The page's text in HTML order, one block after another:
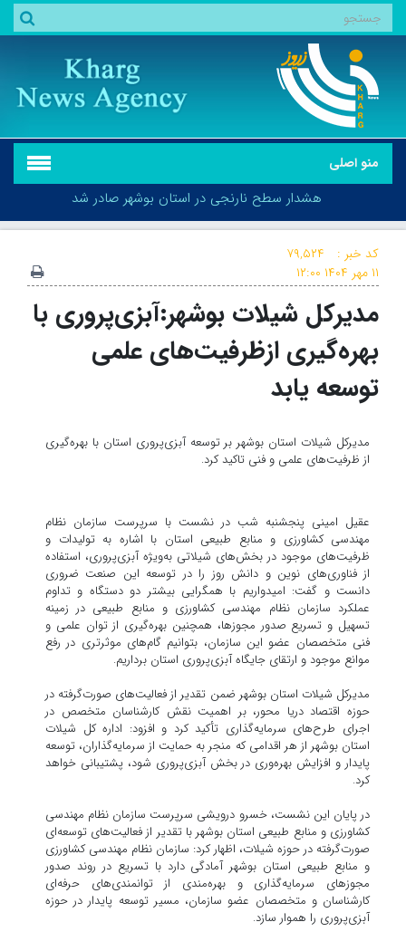
منو اصلی
هشدار سطح نارنجی در استان بوشهر صادر شد
هشدار سطح نارنجی در استان بوشهر صادر شد
کد خبر :
۷۹,۵۲۴
۱۱ مهر ۱۴۰۴
۱۲:۰۰
مدیرکل شیلات بوشهر:آبزی‌پروری با
بهره‌گیری ازظرفیت‌های علمی
توسعه یابد
مدیرکل شیلات استان بوشهر بر توسعه آبزی‌پروری استان با بهره‌گیری
از ظرفیت‌های علمی و فنی تاکید کرد.
عقیل امینی پنجشنبه شب در نشست با سرپرست سازمان نظام
مهندسی کشاورزی و منابع طبیعی استان با اشاره به تولیدات و
ظرفیت‌های موجود در بخش‌های شیلاتی به‌ویژه آبزی‌پروری، استفاده
از فناوری‌های نوین و دانش روز را در توسعه این صنعت ضروری
دانست و گفت: امیدواریم با همگرایی بیشتر دو دستگاه و تداوم
عملکرد سازمان نظام مهندسی کشاورزی و منابع طبیعی در زمینه
تسهیل و تسریع صدور مجوزها، همچنین بهره‌گیری از توان علمی و
فنی متخصصان عضو این سازمان، بتوانیم گام‌های موثرتری در رفع
موانع موجود و ارتقای جایگاه آبزی‌پروری استان برداریم.
مدیرکل شیلات استان بوشهر ضمن تقدیر از فعالیت‌های صورت‌گرفته در
حوزه اقتصاد دریا محور، بر اهمیت نقش کارشناسان متخصص در
اجرای طرح‌های سرمایه‌گذاری تأکید کرد و افزود: اداره کل شیلات
استان بوشهر از هر اقدامی که منجر به حمایت از سرمایه‌گذاران، توسعه
پایدار و افزایش بهره‌وری در بخش آبزی‌پروری شود، پشتیبانی خواهد
کرد.
در پایان این نشست، خسرو درویشی سرپرست سازمان نظام مهندسی
کشاورزی و منابع طبیعی استان بوشهر با تقدیر از فعالیت‌های توسعه‌ای
صورت‌گرفته در حوزه شیلات، اظهار کرد: سازمان نظام مهندسی کشاورزی
و منابع طبیعی استان بوشهر آمادگی دارد با تسریع در روند صدور
مجوزهای سرمایه‌گذاری و بهره‌مندی از توانمندی‌های حرفه‌ای
کارشناسان و متخصصان عضو سازمان، مسیر توسعه پایدار در حوزه
آبزی‌پروری را هموار سازد.